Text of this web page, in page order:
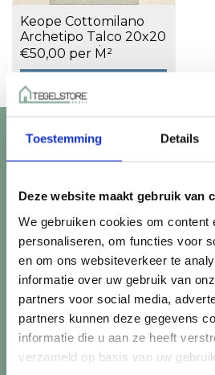
Toestemming Details
Deze website maakt gebruik van
We gebruiken cookies om content
personaliseren, om functies voor
en om ons websiteverkeer te
informatie over uw gebruik van
partners voor social media,
partners kunnen deze gegevens
informatie die u aan ze heeft
verzameld op basis van uw
Keope Cottomilano
Archetipo Talco 20x20
Decoro Mat/glans a 1,2
m²
€50,00 per M²
Vraag een
Levering en
Controle vóór
Snijverlies
Batch, kaliber &
Garantie &